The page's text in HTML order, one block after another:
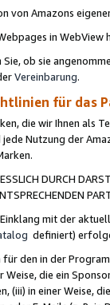
von Amazons
in WebView
ob sie
Vereinbarung.
für das
die wir Ihnen als
Nutzung der
DURCH
mit der
definiert)
den in der
die ein
in einer Weise,